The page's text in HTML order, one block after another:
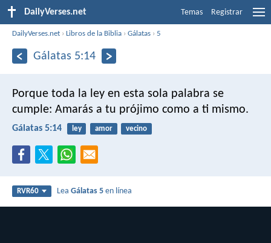
DailyVerses.net Temas Registrar
DailyVerses.net ›Libros de la Biblia ›Gálatas ›5
Gálatas 5:14
Porque toda la ley en esta sola palabra se
cumple: Amarás a tu prójimo como a ti mismo.
Gálatas 5:14 ley amor vecino
RVR60 LeaGálatas 5 en línea